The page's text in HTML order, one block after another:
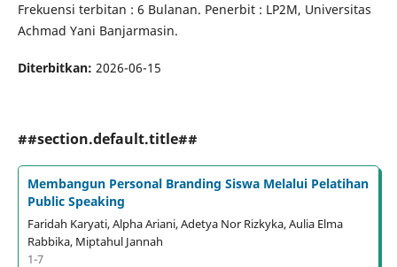
Frekuensi terbitan : 6 Bulanan. Penerbit : LP2M, Universitas
Achmad Yani Banjarmasin.
Diterbitkan: 2026-06-15
##section.default.title##
Membangun Personal Branding Siswa Melalui Pelatihan
Public Speaking
Faridah Karyati, Alpha Ariani, Adetya Nor Rizkyka, Aulia Elma
Rabbika, Miptahul Jannah
1-7